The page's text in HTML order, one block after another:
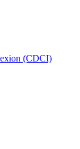
(CDCI)